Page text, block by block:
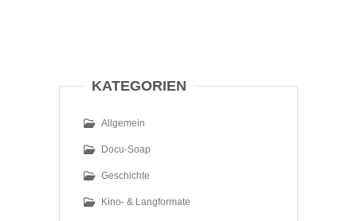
KATEGORIEN
Allgemein
Docu-Soap
Geschichte
Kino- & Langformate